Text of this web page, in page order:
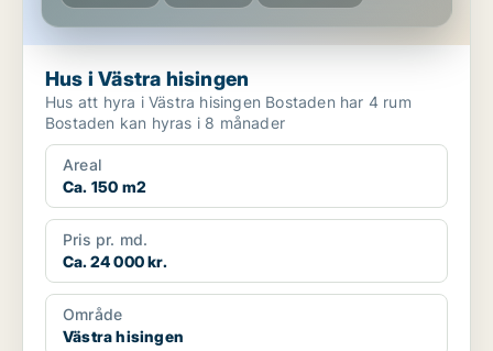
Hus i Västra hisingen
Hus att hyra i Västra hisingen Bostaden har 4 rum
Bostaden kan hyras i 8 månader
Areal
Ca. 150 m2
Pris pr. md.
Ca. 24 000 kr.
Område
Västra hisingen